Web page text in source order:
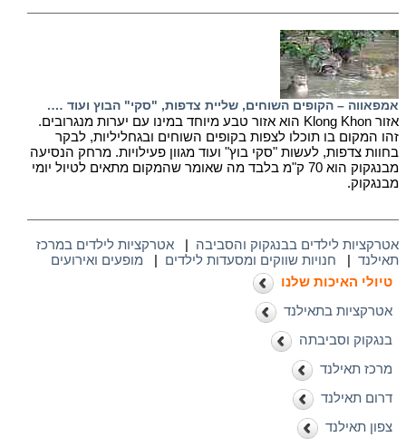
אמפאווה – הקופים השוחים, שליית צדפות, "סקי" הבוץ ועוד ….
אזור Klong Khon הוא אזור טבע מיוחד במינו עם יערות מנגרובים.
זהו המקום בו תוכלו לצפות בקופים השוחים ובגחליליות, לבקר
בחוות צדפות, לעשות "סקי בוץ" ועוד מגוון פעילויות. מרחק הנסיעה
מבנגקוק הוא 70 ק"מ בלבד מה שאומר שהמקום מתאים לטיול יומי
מבנגקוק.
אטרקציות לילדים בבנגקוק והסביבה | אטרקציות לילדים במרכז
תאילנד | חנויות שווקים ומסעדות לילדים | מופעים ואירועים
טיולי האיכות שלנו
אטרקציות בתאילנד
בנגקוק וסביבתה
מרכז תאילנד
דרום תאילנד
צפון תאילנד